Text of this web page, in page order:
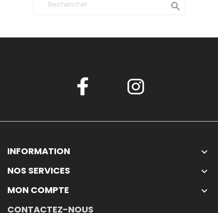

INFORMATION 
NOS SERVICES 
MON COMPTE 
CONTACTEZ-NOUS